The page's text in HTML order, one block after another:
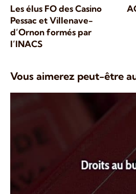
Les élus FO des Casino
Pessac et Villenave-
d’Ornon formés par
l’INACS
Vous aimerez peut-être